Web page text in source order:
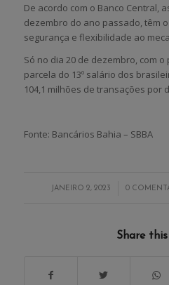
De acordo com o Banco Central,
dezembro do ano passado, têm
segurança e flexibilidade ao
Só no dia 20 de dezembro, com
parcela do 13º salário dos
104,1 milhões de transações por
Fonte: Bancários Bahia – SBBA
JANEIRO 2, 2023
/ 0 /
Share